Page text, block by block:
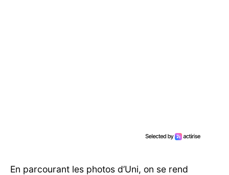
En parcourant les photos d’Uni, on se rend